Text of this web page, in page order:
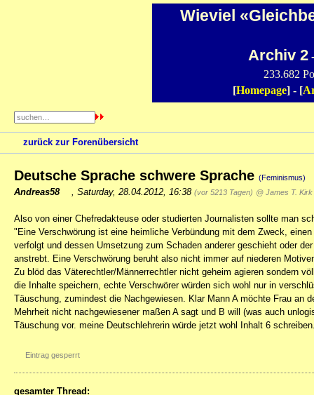
Wieviel
Archiv 2
233.682
[Homepage] - [
zurück zur Forenübersicht
Deutsche Sprache schwere Sprache (Feminismus)
Andreas58 Saturday, 28.04.2012, 16:38 (vor 5213 Tagen) @ James T. Kirk
Also von einer Chefredakteuse oder studierten Journalisten sollte man
"Eine Verschwörung ist eine heimliche Verbündung mit dem Zweck,
verfolgt und dessen Umsetzung zum Schaden anderer geschieht oder
anstrebt. Eine Verschwörung beruht also nicht immer auf niederen
Zu blöd das Väterechtler/Männerrechtler nicht geheim agieren sondern
die Inhalte speichern, echte Verschwörer würden sich wohl nur in
Täuschung, zumindest die Nachgewiesen. Klar Mann A möchte Frau an
Mehrheit nicht nachgewiesener maßen A sagt und B will (was auch
Täuschung vor. meine Deutschlehrerin würde jetzt wohl Inhalt 6
Eintrag gesperrt
gesamter Thread: